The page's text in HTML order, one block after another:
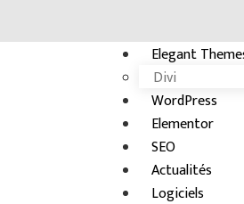
Elegant
Divi
WordPress
Elementor
SEO
Actualités
Logiciels